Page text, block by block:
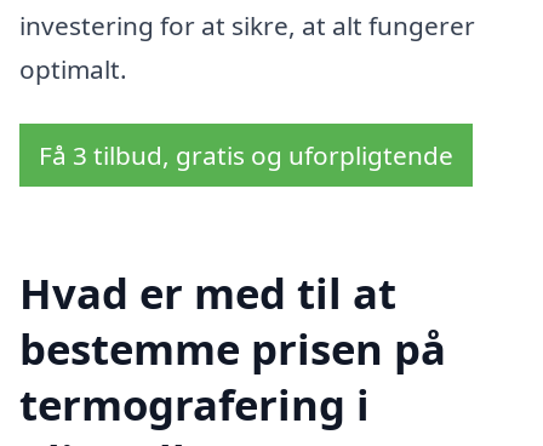
investering for at sikre, at alt fungerer
optimalt.
Få 3 tilbud, gratis og uforpligtende
Hvad er med til at
bestemme prisen på
termografering i